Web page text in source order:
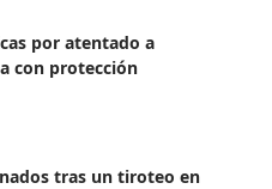
por atentado a
con protección
tras un tiroteo en